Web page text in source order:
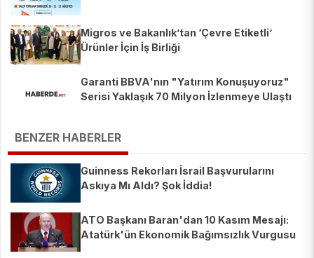
Migros ve Bakanlık’tan ‘Çevre Etiketli’
Ürünler İçin İş Birliği
Garanti BBVA'nın "Yatırım Konuşuyoruz"
Serisi Yaklaşık 70 Milyon İzlenmeye Ulaştı
BENZER HABERLER
Guinness Rekorları İsrail Başvurularını
Askıya Mı Aldı? Şok İddia!
ATO Başkanı Baran'dan 10 Kasım Mesajı:
Atatürk'ün Ekonomik Bağımsızlık Vurgusu